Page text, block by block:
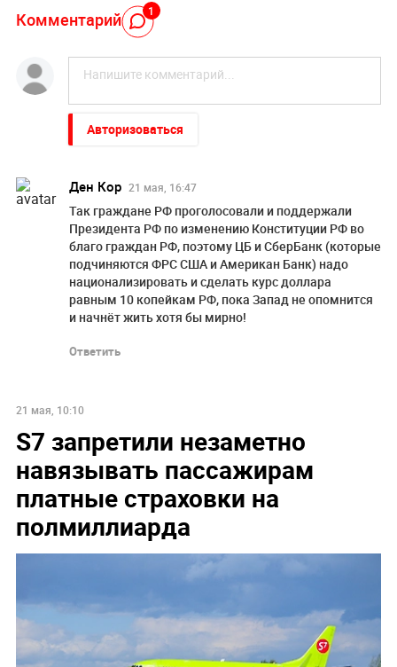
Комментарий 1
Авторизоваться
Ден Кор 21 мая, 16:47
Так граждане РФ проголосовали и поддержали
Президента РФ по изменению Конституции РФ во
благо граждан РФ, поэтому ЦБ и СберБанк (которые
подчиняются ФРС США и Американ Банк) надо
национализировать и сделать курс доллара
равным 10 копейкам РФ, пока Запад не опомнится
и начнёт жить хотя бы мирно!
Ответить
21 мая, 10:10
S7 запретили незаметно
навязывать пассажирам
платные страховки на
полмиллиарда